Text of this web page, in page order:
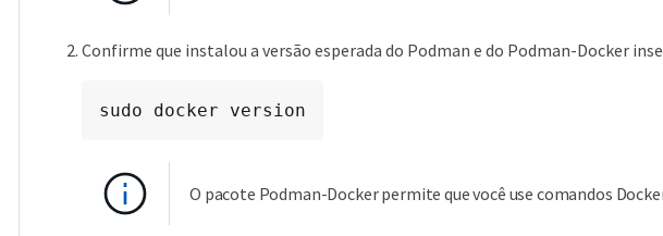
Confirme que instalou a versão esperada do Podman e do Podman-Docker
sudo docker version
O pacote Podman-Docker permite que você use comandos